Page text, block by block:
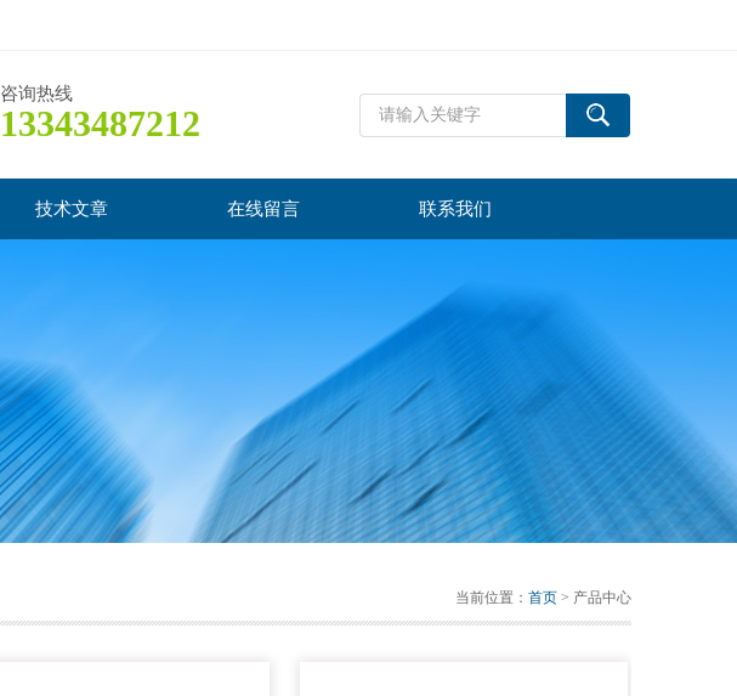
咨询热线
13343487212
技术文章 在线留言 联系我们
当前位置： 首页 > 产品中心